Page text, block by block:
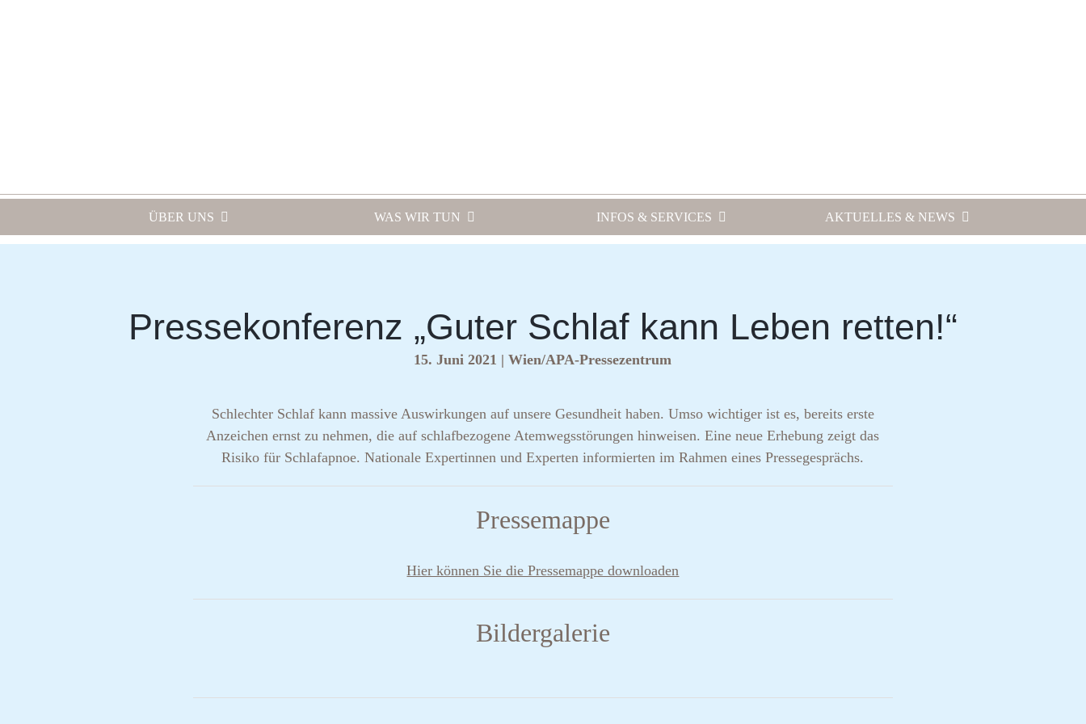
ÜBER UNS WAS WIR TUN INFOS & SERVICES AKTUELLES & NEWS
Pressekonferenz „Guter Schlaf kann Leben retten!“
15. Juni 2021 | Wien/APA-Pressezentrum
Schlechter Schlaf kann massive Auswirkungen auf unsere Gesundheit haben. Umso wichtiger ist es, bereits erste
Anzeichen ernst zu nehmen, die auf schlafbezogene Atemwegsstörungen hinweisen. Eine neue Erhebung zeigt das
Risiko für Schlafapnoe. Nationale Expertinnen und Experten informierten im Rahmen eines Pressegesprächs.
Pressemappe
Hier können Sie die Pressemappe downloaden
Bildergalerie